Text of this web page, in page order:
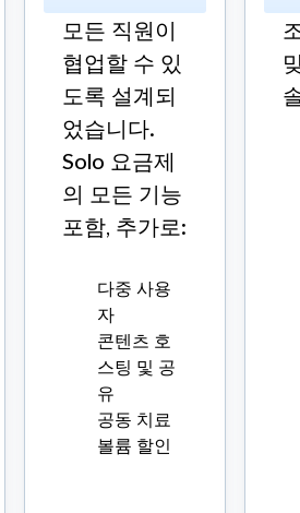
모든 직원이
협업할 수 있
도록 설계되
었습니다.
Solo 요금제
의 모든 기능
포함, 추가로:
다중 사용
자
콘텐츠 호
스팅 및 공
유
공동 치료
볼륨 할인